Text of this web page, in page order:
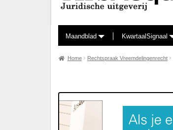
Maandblad KwartaalSignaal
Home Rechtspraak Vreemdelingenrecht